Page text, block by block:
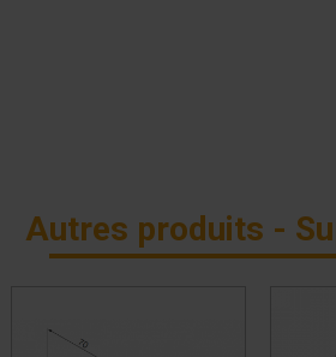
Autres produits -